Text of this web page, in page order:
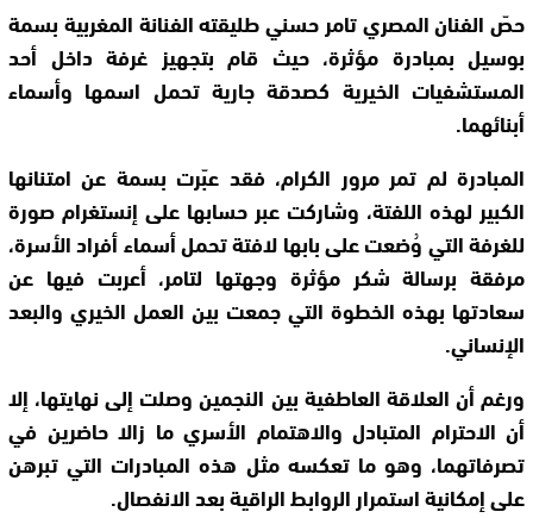
حصّ الفنان المصري تامر حسني طليقته الفنانة المغربية بسمة
بوسيل بمبادرة مؤثرة، حيث قام بتجهيز غرفة داخل أحد
المستشفيات الخيرية كصدقة جارية تحمل اسمها وأسماء
أبنائهما.
المبادرة لم تمر مرور الكرام، فقد عبّرت بسمة عن امتنانها
الكبير لهذه اللفتة، وشاركت عبر حسابها على إنستغرام صورة
للغرفة التي وُضعت على بابها لافتة تحمل أسماء أفراد الأسرة،
مرفقة برسالة شكر مؤثرة وجهتها لتامر، أعربت فيها عن
سعادتها بهذه الخطوة التي جمعت بين العمل الخيري والبعد
الإنساني.
ورغم أن العلاقة العاطفية بين النجمين وصلت إلى نهايتها، إلا
أن الاحترام المتبادل والاهتمام الأسري ما زالا حاضرين في
تصرفاتهما، وهو ما تعكسه مثل هذه المبادرات التي تبرهن
على إمكانية استمرار الروابط الراقية بعد الانفصال.